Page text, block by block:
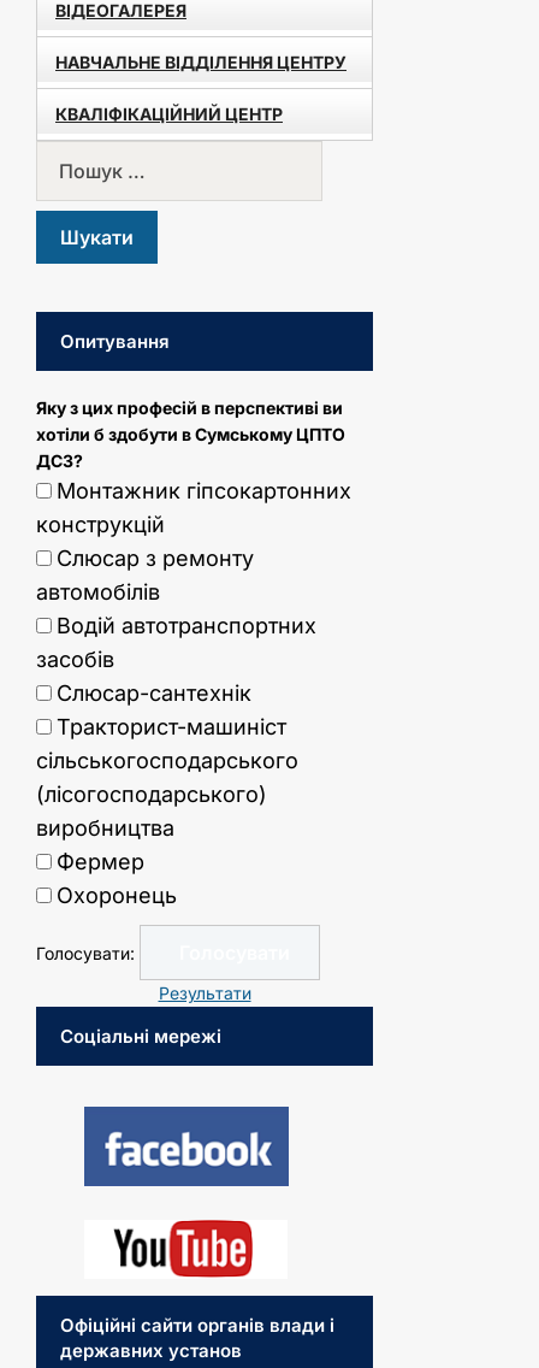
ВІДЕОГАЛЕРЕЯ
НАВЧАЛЬНЕ ВІДДІЛЕННЯ ЦЕНТРУ
КВАЛІФІКАЦІЙНИЙ ЦЕНТР
Опитування
Яку з цих професій в перспективі ви
хотіли б здобути в Сумському ЦПТО
ДСЗ?
Монтажник гіпсокартонних
конструкцій
Слюсар з ремонту
автомобілів
Водій автотранспортних
засобів
Слюсар-сантехнік
Тракторист-машиніст
сільськогосподарського
(лісогосподарського)
виробництва
Фермер
Охоронець
Голосувати:
Результати
Соціальні мережі
Офіційні сайти органів влади і
державних установ